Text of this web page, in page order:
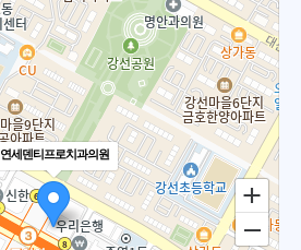
연세덴티프로치과의원